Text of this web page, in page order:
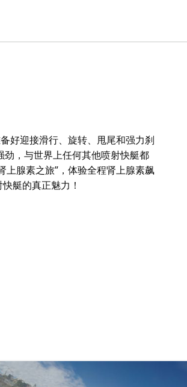
好迎接滑行、旋转、甩尾和强力刹
，与世界上任何其他喷射快艇都
上腺素之旅”，体验全程肾上腺素飙
艇的真正魅力！